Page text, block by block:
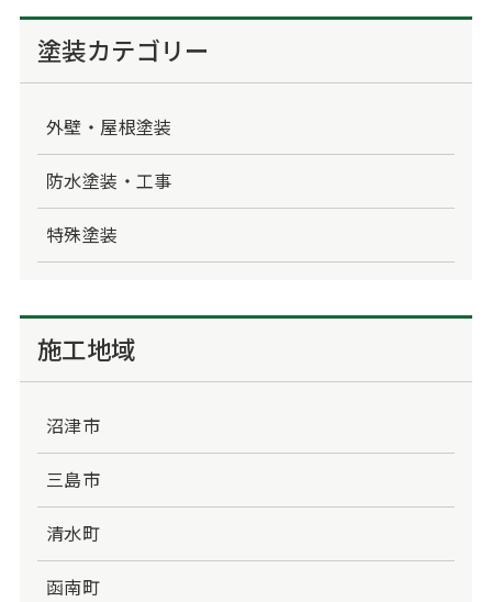
塗装カテゴリー
外壁・屋根塗装
防水塗装・工事
特殊塗装
施工地域
沼津市
三島市
清水町
函南町